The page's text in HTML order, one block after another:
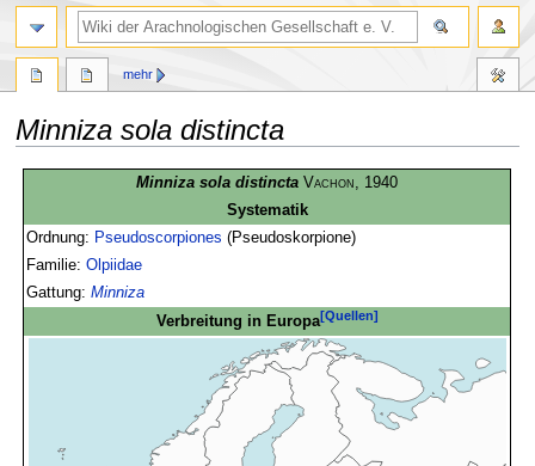
Minniza sola distincta
springen
springen
Minniza sola distincta Vachon , 1940
Systematik
Ordnung: Pseudoscorpiones (Pseudoskorpione)
Familie:Olpiidae
Gattung:Minniza
Verbreitung in Europa[Quellen]
mehr